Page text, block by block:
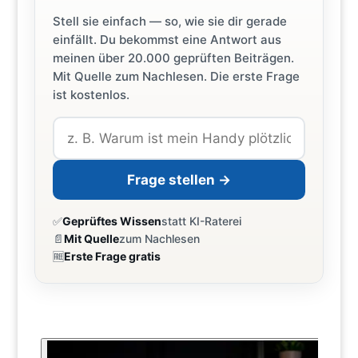
Stell sie einfach — so, wie sie dir gerade
einfällt. Du bekommst eine Antwort aus
meinen über 20.000 geprüften Beiträgen.
Mit Quelle zum Nachlesen. Die erste Frage
ist kostenlos.
Frage stellen →
✅Geprüftes Wissenstatt KI-Raterei
📄Mit Quellezum Nachlesen
🆓Erste Frage gratis